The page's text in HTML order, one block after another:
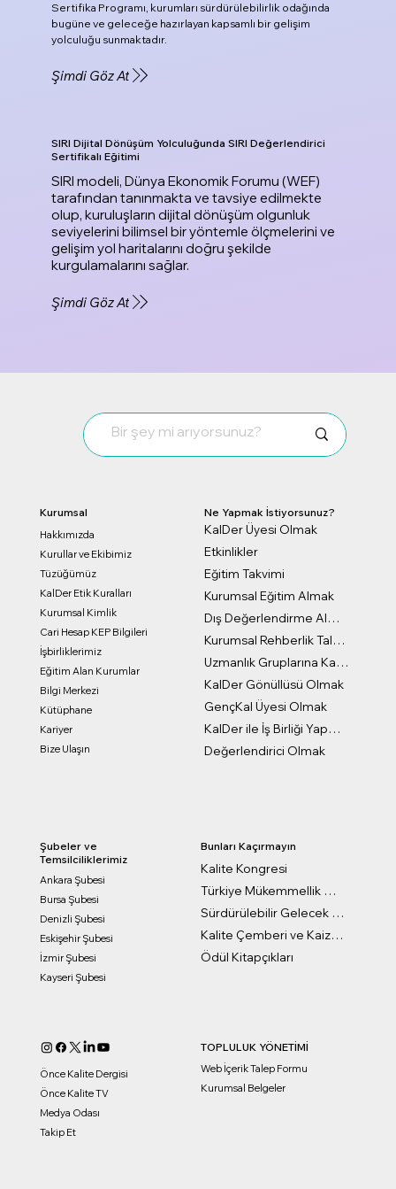
Sertifika Programı, kurumları sürdürülebilirlik odağında
bugüne ve geleceğe hazırlayan kapsamlı bir gelişim
yolculuğu sunmaktadır.
Şimdi Göz At
SIRI Dijital Dönüşüm Yolculuğunda SIRI Değerlendirici
Sertifikalı Eğitimi
SIRI modeli, Dünya Ekonomik Forumu (WEF)
tarafından tanınmakta ve tavsiye edilmekte
olup, kuruluşların dijital dönüşüm olgunluk
seviyelerini bilimsel bir yöntemle ölçmelerini ve
gelişim yol haritalarını doğru şekilde
kurgulamalarını sağlar.
Şimdi Göz At
Kurumsal
Hakkımızda
Kurullar ve Ekibimiz
Tüzüğümüz
KalDer Etik Kuralları
Kurumsal Kimlik
Cari Hesap KEP Bilgileri
İşbirliklerimiz
Eğitim Alan Kurumlar
Bilgi Merkezi
Kütüphane
Kariyer
Bize Ulaşın
Bunları Kaçırmayın
Kalite Kongresi
Türkiye Mükemmellik Ödülleri
Sürdürülebilir Gelecek Ödülleri
Kalite Çemberi ve Kaizen Ödülleri
Ödül Kitapçıkları
Şubeler ve
Temsilciliklerimiz
Ankara Şubesi
Bursa Şubesi
Denizli Şubesi
Eskişehir Şubesi
İzmir Şubesi
Kayseri Şubesi
TOPLULUK YÖNETİMİ
Web İçerik Talep Formu
Kurumsal Belgeler
Önce Kalite Dergisi
Önce Kalite TV
Medya Odası
Takip Et
Ne Yapmak İstiyorsunuz?
KalDer Üyesi Olmak
Etkinlikler
Eğitim Takvimi
Kurumsal Eğitim Almak
Dış Değerlendirme Almak
Kurumsal Rehberlik Talep Formu
Uzmanlık Gruplarına Katılmak
KalDer Gönüllüsü Olmak
GençKal Üyesi Olmak
KalDer ile İş Birliği Yapmak
Değerlendirici Olmak